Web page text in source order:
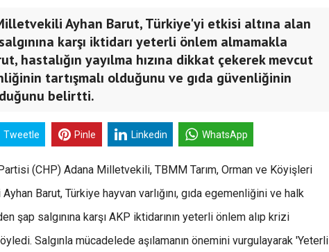
Ayhan Barut, Türkiye'yi etkisi altına alan
karşı iktidarı yeterli önlem almamakla
hastalığın yayılma hızına dikkat çekerek mevcut
tartışmalı olduğunu ve gıda güvenliğinin
belirtti.
Tweetle Pinle Linkedin WhatsApp
(CHP) Adana Milletvekili, TBMM Tarım, Orman ve Köyişleri
Barut, Türkiye hayvan varlığını, gıda egemenliğini ve halk
şap salgınına karşı AKP iktidarının yeterli önlem alıp krizi
Salgınla mücadelede aşılamanın önemini vurgulayarak 'Yeterli